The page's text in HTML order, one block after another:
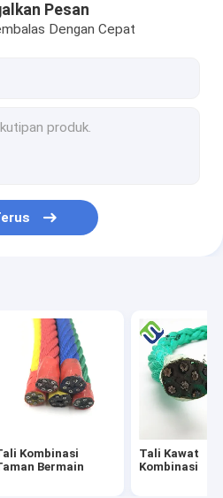
Bermain
taman bermain
Bermain
Pesan
Dengan Cepat
Kombinasi
Bermain
Tali Kawat
Kombinasi